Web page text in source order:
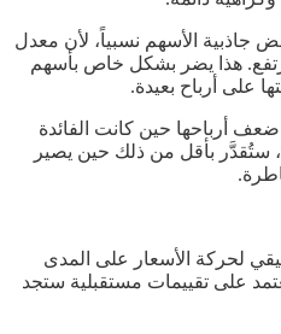
جاذبية الأسهم نسبياً، لأن معدل
هذا يضر بشكل خاص بأسهم
على أرباح بعيدة.
أرباحها حين كانت الفائدة
من المخاطر صفراً أو 1%، ستُقدَّر بأقل من ذلك حين يصير
لحركة الأسعار على المدى
على تقييمات مستقبلية ستجد